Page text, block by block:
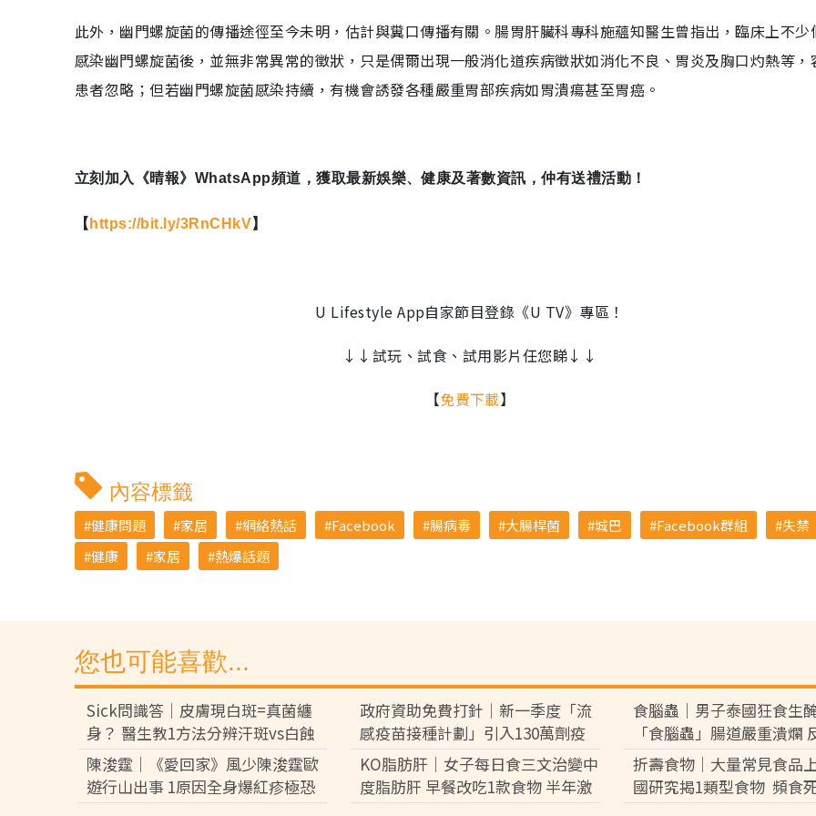
此外，幽門螺旋菌的傳播途徑至今未明，估計與糞口傳播有關。腸胃肝臟科專科施蘊知醫生曾指出，臨床上不少
感染幽門螺旋菌後，並無非常異常的徵狀，只是偶爾出現一般消化道疾病徵狀如消化不良、胃炎及胸口灼熱等，
患者忽略；但若幽門螺旋菌感染持續，有機會誘發各種嚴重胃部疾病如胃潰瘍甚至胃癌。
立刻加入《晴報》WhatsApp頻道，獲取最新娛樂、健康及著數資訊，仲有送禮活動！
【 https://bit.ly/3RnCHkV】
U Lifestyle App自家節目登錄《U TV》專區！
↓↓試玩、試食、試用影片任您睇↓↓
【免費下載】
內容標籤
健康問題 家居 網絡熱話 Facebook 腸病毒 大腸桿菌 城巴 Facebook群組
失禁
健康
家居 熱爆話題
您也可能喜歡...
Sick問識答｜皮膚現白斑=真菌纏
身？ 醫生教1方法分辨汗斑vs白蝕
解析發作成因大不同
政府資助免費打針｜新一季度「流
感疫苗接種計劃」引入130萬劑疫
苗 8類人可優先接種 科興疫苗最快
月底先到港【附4條件免費接種】
食腦蟲｜男子泰國狂食生
「食腦蟲」腸道嚴重潰爛
血休克險死
陳浚霆｜《愛回家》風少陳浚霆歐
遊行山出事 1原因全身爆紅疹極恐
怖 險「毀容」急回港求醫【附皮膚
KO脂肪肝｜女子每日食三文治變中
度脂肪肝 早餐改吃1款食物 半年激
減15磅逆轉脂肪肝
折壽食物｜大量常見食品
國研究揭1類型食物 頻食
激增17%